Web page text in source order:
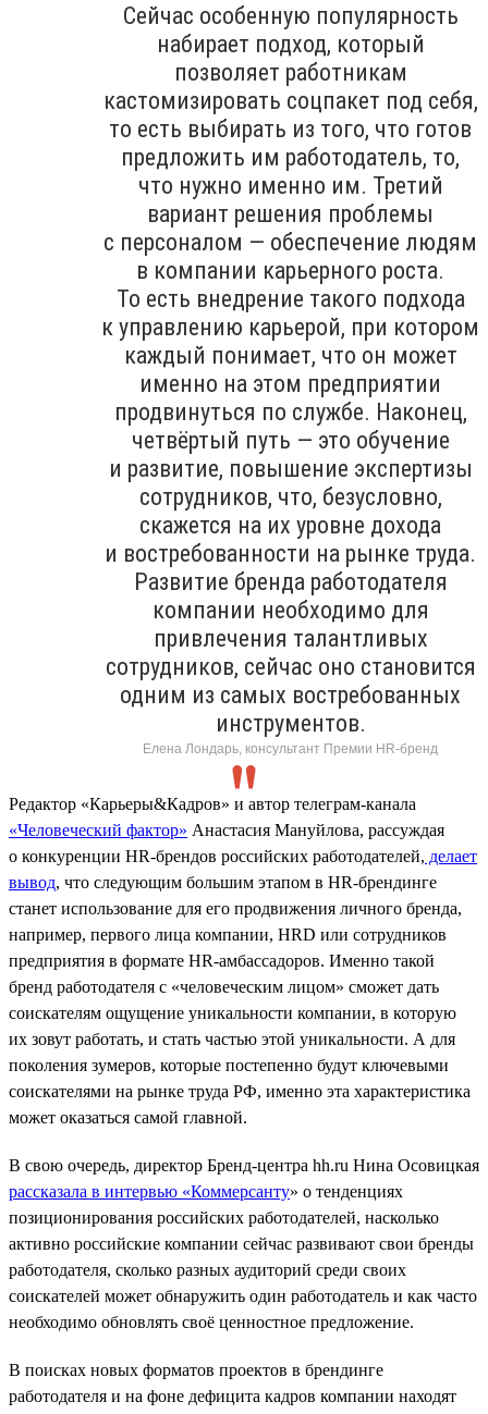
Сейчас особенную популярность
набирает подход, который
позволяет работникам
кастомизировать соцпакет под себя,
то есть выбирать из того, что готов
предложить им работодатель, то,
что нужно именно им. Третий
вариант решения проблемы
с персоналом — обеспечение людям
в компании карьерного роста.
То есть внедрение такого подхода
к управлению карьерой, при котором
каждый понимает, что он может
именно на этом предприятии
продвинуться по службе. Наконец,
четвёртый путь — это обучение
и развитие, повышение экспертизы
сотрудников, что, безусловно,
скажется на их уровне дохода
и востребованности на рынке труда.
Развитие бренда работодателя
компании необходимо для
привлечения талантливых
сотрудников, сейчас оно становится
одним из самых востребованных
инструментов.
Елена Лондарь, консультант Премии HR-бренд
Редактор «Карьеры&Кадров» и автор телеграм-канала
«Человеческий фактор» Анастасия Мануйлова, рассуждая
о конкуренции HR-брендов российских работодателей, делает
вывод, что следующим большим этапом в HR-брендинге
станет использование для его продвижения личного бренда,
например, первого лица компании, HRD или сотрудников
предприятия в формате HR-амбассадоров. Именно такой
бренд работодателя с «человеческим лицом» сможет дать
соискателям ощущение уникальности компании, в которую
их зовут работать, и стать частью этой уникальности. А для
поколения зумеров, которые постепенно будут ключевыми
соискателями на рынке труда РФ, именно эта характеристика
может оказаться самой главной.
В свою очередь, директор Бренд-центра hh.ru Нина Осовицкая
рассказала в интервью «Коммерсанту» о тенденциях
позиционирования российских работодателей, насколько
активно российские компании сейчас развивают свои бренды
работодателя, сколько разных аудиторий среди своих
соискателей может обнаружить один работодатель и как часто
необходимо обновлять своё ценностное предложение.
В поисках новых форматов проектов в брендинге
работодателя и на фоне дефицита кадров компании находят